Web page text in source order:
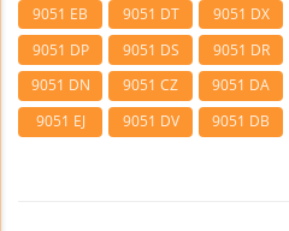
9051 EB 9051 DT 9051 DX
9051 DP
9051 DS 9051 DR
9051 DN
9051 CZ 9051 DA
9051 EJ
9051 DV 9051 DB